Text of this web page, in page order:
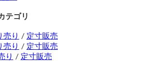
弊社がお客様より直接代金を受け取るわ
済を選んだ場合、領収書の発行はできま
ただきますが、一週間以上返信がない場
再度ご連絡くださいませ。
切断や穴あけといった加工はお受けでき
場合は切り売り販売ページよりご注文く
techno.net/detail/505.html
白SGP/黒SGP
techno.net/detail/516.html
テゴリ
売り / 定寸販売
売り / 定寸販売
り / 定寸販売